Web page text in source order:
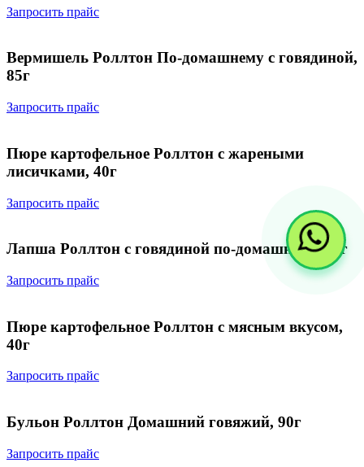
Запросить прайс
Вермишель Роллтон По-домашнему с говядиной,
85г
Запросить прайс
Пюре картофельное Роллтон с жареными
лисичками, 40г
Запросить прайс
Лапша Роллтон с говядиной по-домашнему, 90г
Запросить прайс
Пюре картофельное Роллтон с мясным вкусом,
40г
Запросить прайс
Бульон Роллтон Домашний говяжий, 90г
Запросить прайс